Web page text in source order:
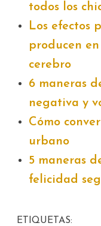
todos los
Los efectos
producen
cerebro
6 maneras
negativa y
Cómo
urbano
5 maneras
felicidad
ETIQUETAS: